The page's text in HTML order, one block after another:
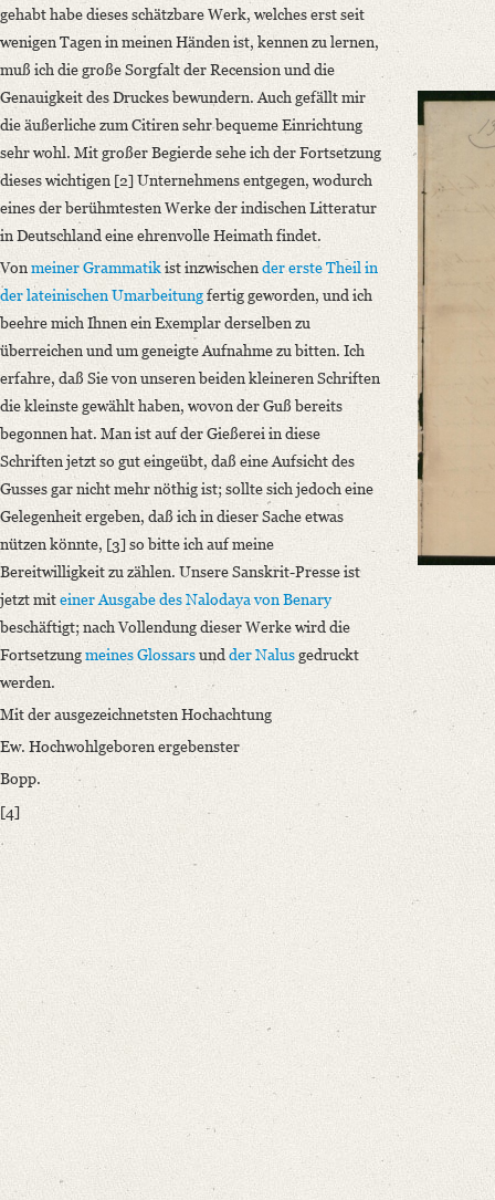
Bibliography: Lefmann, S.: Franz Bopp, sein Leben und seine
Incipit: „[1] Berlin den 22. Nov. 1829.
Ew. Hochwohlgeboren haben mich recht sehr erfreut durch die gütige
Manuscript
Provider: Dresden, Sächsische Landesbibliothek - Staats- und
OAI Id: DE-611-38972
Classification Number: Mscr.Dresd.e.90,XIX,Bd.3,Nr.80
Number of Pages: 3 S. auf Doppelbl., hs. m. U.
Format: 24,3 x 19,5 cm
Language
German
gehabt habe dieses schätzbare Werk, welches erst seit
wenigen Tagen in meinen Händen ist, kennen zu lernen,
muß ich die große Sorgfalt der Recension und die
Genauigkeit des Druckes bewundern. Auch gefällt mir
die äußerliche zum Citiren sehr bequeme Einrichtung
sehr wohl. Mit großer Begierde sehe ich der Fortsetzung
dieses wichtigen [2] Unternehmens entgegen, wodurch
eines der berühmtesten Werke der indischen Litteratur
in Deutschland eine ehrenvolle Heimath findet.
Vonmeiner Grammatikist inzwischender erste Theil in
der lateinischen Umarbeitungfertig geworden, und ich
beehre mich Ihnen ein Exemplar derselben zu
überreichen und um geneigte Aufnahme zu bitten. Ich
erfahre, daß Sie von unseren beiden kleineren Schriften
die kleinste gewählt haben, wovon der Guß bereits
begonnen hat. Man ist auf der Gießerei in diese
Schriften jetzt so gut eingeübt, daß eine Aufsicht des
Gusses gar nicht mehr nöthig ist; sollte sich jedoch eine
Gelegenheit ergeben, daß ich in dieser Sache etwas
nützen könnte, [3] so bitte ich auf meine
Bereitwilligkeit zu zählen. Unsere Sanskrit-Presse ist
jetzt miteiner Ausgabedes NalodayavonBenary
beschäftigt; nach Vollendung dieser Werke wird die
Fortsetzungmeines Glossarsund der Nalusgedruckt
werden.
Mit der ausgezeichnetsten Hochachtung
Ew. Hochwohlgeboren ergebenster
Bopp.
[4]